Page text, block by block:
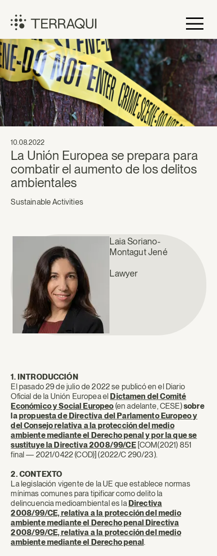
content
Terraqui
La Unión Europea se prepara para
combatir el aumento de los delitos
ambientales
10.08.2022
Sustainable Activities
1. INTRODUCCIÓN
El pasado 29 de julio de 2022 se publicó en el Diario
Oficial de la Unión Europea el Dictamen del Comité
Económico y Social Europeo (en adelante, CESE)sobre
lapropuesta de Directiva del Parlamento Europeo y
del Consejo relativa a la protección del medio
ambiente mediante el Derecho penal y por la que se
sustituye la Directiva 2008/99/CE[COM(2021) 851
final — 2021/0422 (COD)] (2022/C 290/23).
2. CONTEXTO
La legislación vigente de la UE que establece normas
mínimas comunes para tipificar como delito la
delincuencia medioambiental es la Directiva
2008/99/CE, relativa a la protección del medio
ambiente mediante el Derecho penal Directiva
2008/99/CE, relativa a la protección del medio
ambiente mediante el Derecho penal.
Laia Soriano-
Montagut Jené
Lawyer